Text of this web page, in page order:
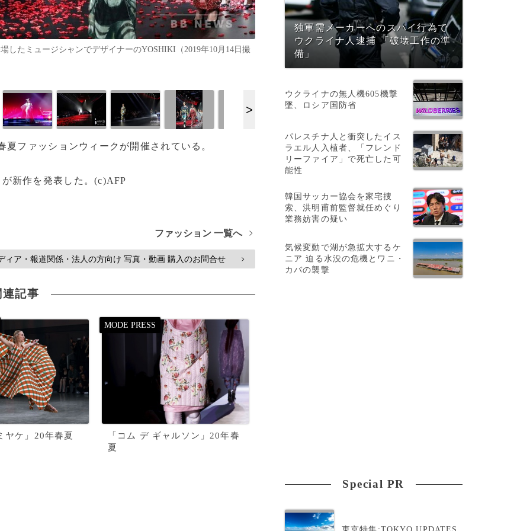
したミュージシャンでデザイナーのYOSHIKI（2019年10月14日撮
夏ファッションウィークが開催されている。
が新作を発表した。(c)AFP
ファッション 一覧へ >
ィア・報道関係・法人の方向け 写真・動画 購入のお問合せ >
連記事
ヤケ」20年春夏
「コム デ ギャルソン」20年春
夏
独軍需メーカーへのスパイ行為で
ウクライナ人逮捕 「破壊工作の準
備」
ウクライナの無人機605機撃
墜、ロシア国防省
パレスチナ人と衝突したイス
ラエル人入植者、「フレンド
リーファイア」で死亡した可
能性
韓国サッカー協会を家宅捜
索、洪明甫前監督就任めぐり
業務妨害の疑い
気候変動で湖が急拡大するケ
ニア 迫る水没の危機とワニ・
カバの襲撃
Special PR
東京特集:TOKYO UPDATES